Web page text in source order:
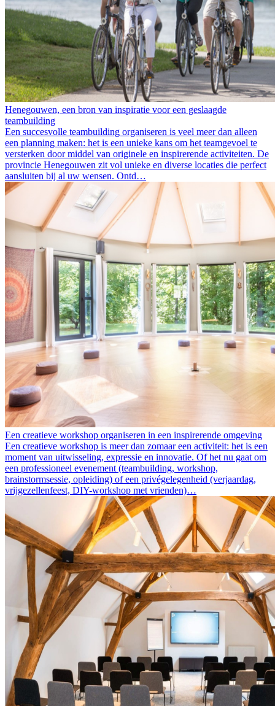
Henegouwen, een bron van inspiratie voor een geslaagde
teambuilding
Een succesvolle teambuilding organiseren is veel meer dan alleen
een planning maken: het is een unieke kans om het teamgevoel te
versterken door middel van originele en inspirerende activiteiten. De
provincie Henegouwen zit vol unieke en diverse locaties die perfect
aansluiten bij al uw wensen. Ontd…
Een creatieve workshop organiseren in een inspirerende omgeving
Een creatieve workshop is meer dan zomaar een activiteit: het is een
moment van uitwisseling, expressie en innovatie. Of het nu gaat om
een professioneel evenement (teambuilding, workshop,
brainstormsessie, opleiding) of een privégelegenheid (verjaardag,
vrijgezellenfeest, DIY-workshop met vrienden)…